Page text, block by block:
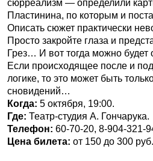
сюрреализм — определили
Пластинина, по которым и
Описать сюжет практически
Просто закройте глаза и
Грез… И вот тогда можно будет
Если происходящее после и
логике, то это может быть
сновидений…
Когда: 5 октября, 19:00.
Где: Театр-студия А. Гончарука.
Телефон: 60-70-20, 8-904-321-
Цена билета: от 150 до 300 руб.